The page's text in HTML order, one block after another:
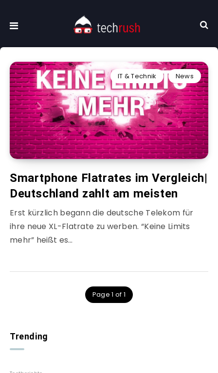
IT & Technik News
Smartphone Flatrates im Vergleich|
Deutschland zahlt am meisten
Erst kürzlich begann die deutsche Telekom für
ihre neue XL-Flatrate zu werben. “Keine Limits
mehr” heißt es…
Page 1 of 1
Trending